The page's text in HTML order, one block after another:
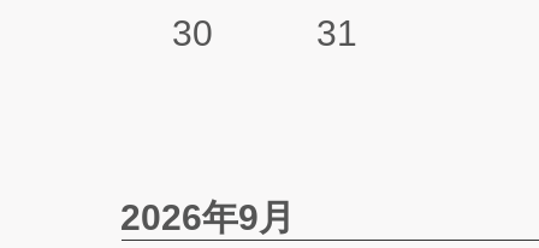
30 31
2026年9月